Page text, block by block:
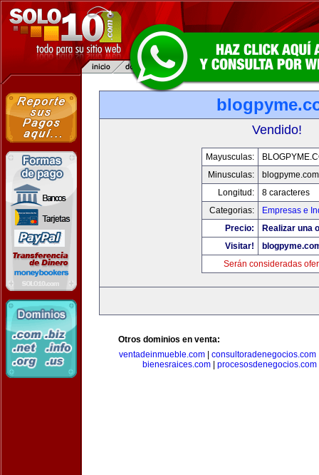
Vendido!
Mayusculas:
Minusculas:
blogpyme.com
Longitud:
8 caracteres
Categorias:
Empresas e
Precio:
Realizar una
Visitar!
Serán consideradas
Otros dominios en venta:
ventadeinmueble.com| consultoradenegocios.com
bienesraices.com
procesosdenegocios.com